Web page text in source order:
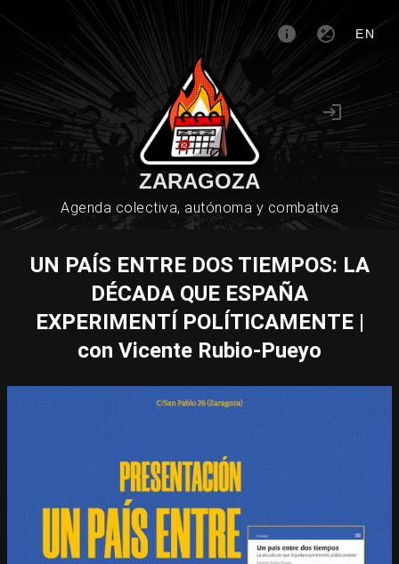
EN
ZARAGOZA
Agenda colectiva, autónoma y combativa
UN PAÍS ENTRE DOS TIEMPOS: LA
DÉCADA QUE ESPAÑA
EXPERIMENTÍ POLÍTICAMENTE |
con Vicente Rubio-Pueyo